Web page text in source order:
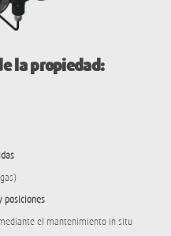
el mantenimiento in situ